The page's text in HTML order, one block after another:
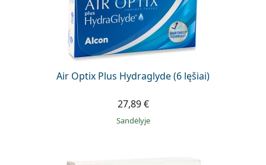
Air Optix Plus Hydraglyde (6 lęšiai)
27,89 €
Sandėlyje